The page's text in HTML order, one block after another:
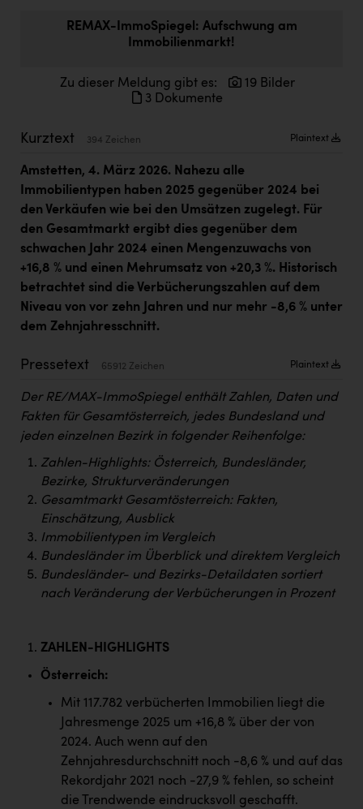
Fristads Austria
HIG Infomotion Group
IFE Austria GmbH
Immotech
INTERSPAR
INTERSPORT Austria
Jesolo
Karin Liedl
KEBA
KIWI Kinderwunsch Institut Dr. Loimer
KLIPP Frisör
Kleider Bauer
Kremsmüller Anlagenbau GmbH
Österreichischer Kachelofenverband
Orlen
Passage Linz
PÜSPÖK
REMAX-ImmoSpiegel: Aufschwung am
Immobilienmarkt!
Zu dieser Meldung gibt es:
19 Bilder
3 Dokumente
Kurztext 394 Zeichen Plaintext
Amstetten, 4. März 2026. Nahezu alle
Immobilientypen haben 2025 gegenüber 2024 bei
den Verkäufen wie bei den Umsätzen zugelegt. Für
den Gesamtmarkt ergibt dies gegenüber dem
schwachen Jahr 2024 einen Mengenzuwachs von
+16,8 % und einen Mehrumsatz von +20,3 %. Historisch
betrachtet sind die Verbücherungszahlen auf dem
Niveau von vor zehn Jahren und nur mehr -8,6 % unter
dem Zehnjahresschnitt.
Pressetext 65912 Zeichen Plaintext
Der RE/MAX-ImmoSpiegel enthält Zahlen, Daten und
Fakten für Gesamtösterreich, jedes Bundesland und
jeden einzelnen Bezirk in folgender Reihenfolge:
Zahlen-Highlights: Österreich, Bundesländer,
Bezirke, Strukturveränderungen
Gesamtmarkt Gesamtösterreich: Fakten,
Einschätzung, Ausblick
Immobilientypen im Vergleich
Bundesländer im Überblick und direktem Vergleich
Bundesländer- und Bezirks-Detaildaten sortiert
nach Veränderung der Verbücherungen in Prozent
ZAHLEN-HIGHLIGHTS
Österreich:
Mit 117.782 verbücherten Immobilien liegt die
Jahresmenge 2025 um +16,8 % über der von
2024. Auch wenn auf den
Zehnjahresdurchschnitt noch -8,6 % und auf das
Rekordjahr 2021 noch -27,9 % fehlen, so scheint
die Trendwende eindrucksvoll geschafft.